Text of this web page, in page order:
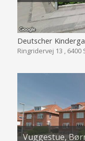
Deutscher
Ringridervej 13 ,
Vuggestue,